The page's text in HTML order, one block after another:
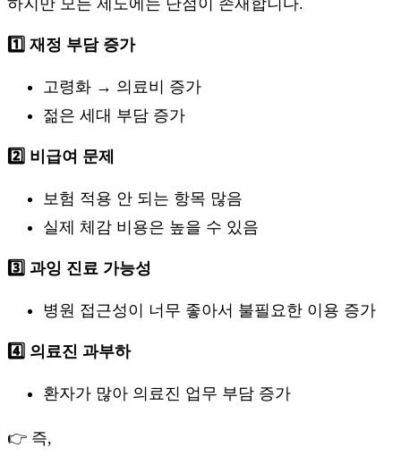
1️⃣ 재정 부담 증가
고령화 → 의료비 증가
젊은 세대 부담 증가
2️⃣ 비급여 문제
보험 적용 안 되는 항목 많음
실제 체감 비용은 높을 수 있음
3️⃣ 과잉 진료 가능성
병원 접근성이 너무 좋아서 불필요한 이용 증가
4️⃣ 의료진 과부하
환자가 많아 의료진 업무 부담 증가
👉 즉,